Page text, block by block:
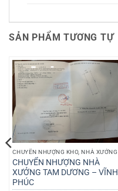
SẢN PHẨM TƯƠNG TỰ
CHUYỂN NHƯỢNG KHO, NHÀ XƯỞNG
CHUYỂN NHƯỢNG NHÀ
XƯỞNG TAM DƯƠNG – VĨNH
PHÚC